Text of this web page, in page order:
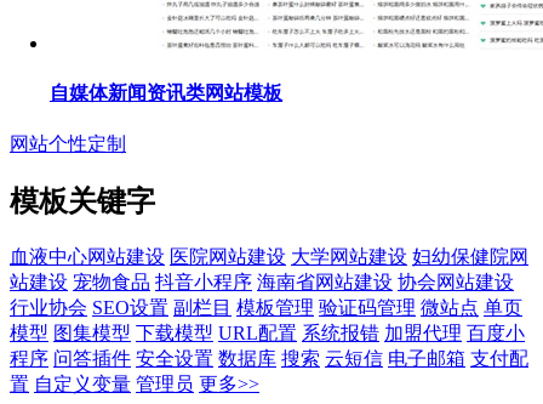
自媒体新闻资讯类网站模板
网站个性定制
模板关键字
血液中心网站建设 医院网站建设 大学网站建设 妇幼保健院网
站建设 宠物食品 抖音小程序 海南省网站建设 协会网站建设
行业协会 SEO设置 副栏目 模板管理 验证码管理 微站点 单页
模型 图集模型 下载模型 URL配置 系统报错 加盟代理 百度小
程序 问答插件 安全设置 数据库 搜索 云短信 电子邮箱 支付配
置 自定义变量 管理员 更多>>